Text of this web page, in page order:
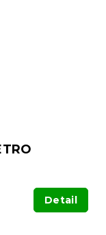
Detail